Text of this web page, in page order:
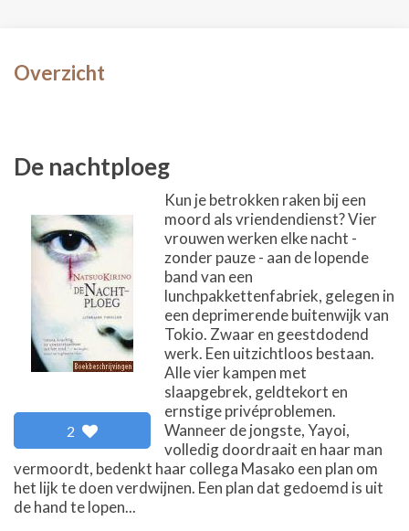
Overzicht
De nachtploeg
2
Kun je betrokken raken bij een
moord als vriendendienst? Vier
vrouwen werken elke nacht -
zonder pauze - aan de lopende
band van een
lunchpakkettenfabriek, gelegen in
een deprimerende buitenwijk van
Tokio. Zwaar en geestdodend
werk. Een uitzichtloos bestaan.
Alle vier kampen met
slaapgebrek, geldtekort en
ernstige privéproblemen.
Wanneer de jongste, Yayoi,
volledig doordraait en haar man
vermoordt, bedenkt haar collega Masako een plan om
het lijk te doen verdwijnen. Een plan dat gedoemd is uit
de hand te lopen...